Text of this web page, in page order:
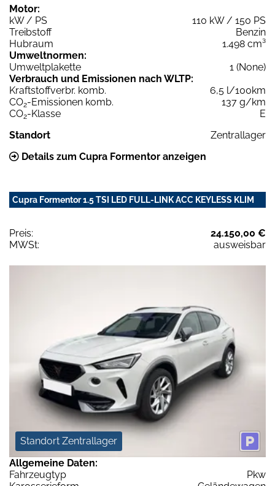
Motor:
kW / PS
110 kW / 150 PS
Treibstoff
Benzin
Hubraum
1.498 cm³
Umweltnormen:
Umweltplakette
1 (None)
Verbrauch und Emissionen nach WLTP:
Kraftstoffverbr. komb.
6,5 l/100km
CO2-Emissionen komb.
137 g/km
CO2-Klasse
E
Standort
Zentrallager
Details zum Cupra Formentor anzeigen
Cupra Formentor 1.5 TSI LED FULL-LINK ACC KEYLESS KLIM
Preis:
24.150,00 €
MWSt:
ausweisbar
Standort Zentrallager
Allgemeine Daten:
Fahrzeugtyp
Pkw